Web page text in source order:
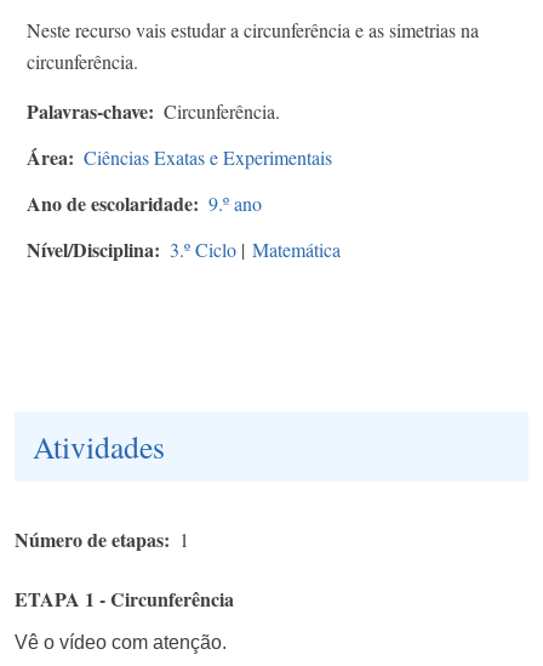
Neste recurso vais estudar a circunferência e as simetrias na
circunferência.
Palavras-chave Circunferência.
Área Ciências Exatas e Experimentais
Ano de escolaridade 9.º ano
Nível/Disciplina 3.º Ciclo | Matemática
Atividades
Número de etapas 1
ETAPA 1 - Circunferência
Vê o vídeo com atenção.